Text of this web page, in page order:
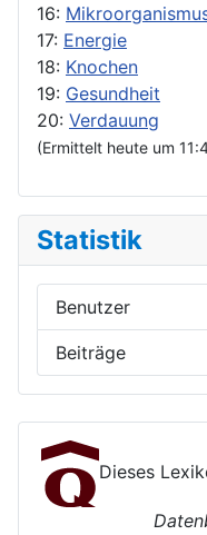
16:
17: Energie
18: Knochen
19: Gesundheit
20: Verdauung
(Ermittelt heute um
Statistik
Benutzer
Beiträge
Dieses